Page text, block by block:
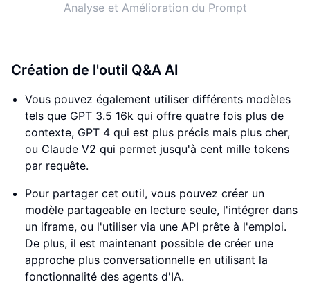
Analyse et Amélioration du Prompt
Création de l'outil Q&A AI
Vous pouvez également utiliser différents modèles
tels que GPT 3.5 16k qui offre quatre fois plus de
contexte, GPT 4 qui est plus précis mais plus cher,
ou Claude V2 qui permet jusqu'à cent mille tokens
par requête.
Pour partager cet outil, vous pouvez créer un
modèle partageable en lecture seule, l'intégrer dans
un iframe, ou l'utiliser via une API prête à l'emploi.
De plus, il est maintenant possible de créer une
approche plus conversationnelle en utilisant la
fonctionnalité des agents d'IA.